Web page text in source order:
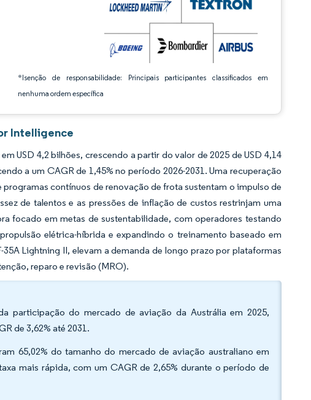
*Isenção de responsabilidade: Principais participantes classificados em
nenhuma ordem específica
Intelligence
USD 4,2 bilhões, crescendo a partir do valor de 2025 de USD 4,14
a um CAGR de 1,45% no período 2026-2031. Uma recuperação
contínuos de renovação de frota sustentam o impulso de
de talentos e as pressões de inflação de custos restrinjam uma
focado em metas de sustentabilidade, com operadores testando
elétrica-híbrida e expandindo o treinamento baseado em
Lightning II, elevam a demanda de longo prazo por plataformas
reparo e revisão (MRO).
participação do mercado de aviação da Austrália em 2025,
de 3,62% até 2031.
65,02% do tamanho do mercado de aviação australiano em
mais rápida, com um CAGR de 2,65% durante o período de